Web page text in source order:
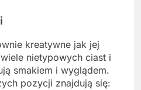
kreatywne jak jej
nietypowych ciast i
smakiem i wyglądem.
pozycji znajdują się: